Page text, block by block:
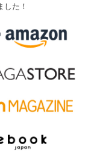
た！